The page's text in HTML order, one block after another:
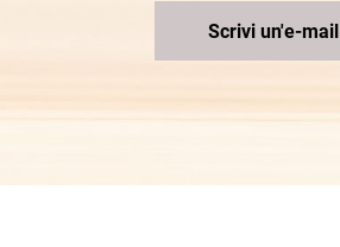
Scrivi un'e-mail